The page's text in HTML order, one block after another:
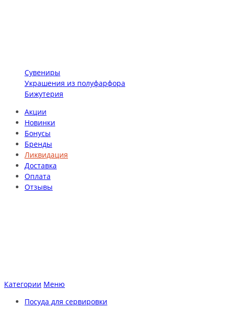
Сувениры
Украшения из полуфарфора
Бижутерия
Акции
Новинки
Бонусы
Бренды
Ликвидация
Доставка
Оплата
Отзывы
Категории Меню
Посуда для сервировки